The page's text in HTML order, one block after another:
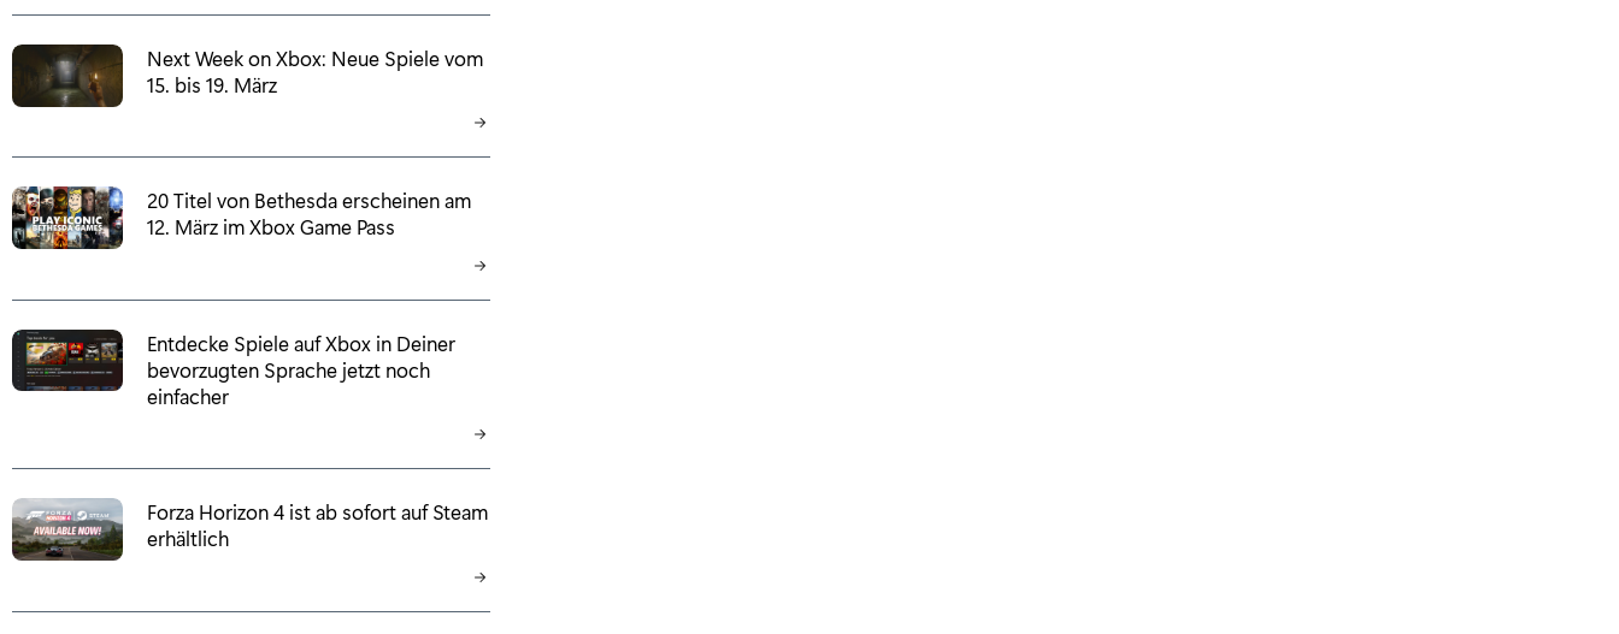
Next Week on Xbox: Neue Spiele vom
15. bis 19. März
20 Titel von Bethesda erscheinen am
12. März im Xbox Game Pass
Entdecke Spiele auf Xbox in Deiner
bevorzugten Sprache jetzt noch
einfacher
Forza Horizon 4 ist ab sofort auf Steam
erhältlich